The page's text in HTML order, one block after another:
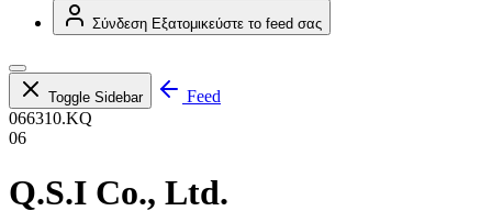
Σύνδεση Εξατομικεύστε το feed σας
Toggle Sidebar
Feed
066310.KQ
06
Q.S.I Co., Ltd.